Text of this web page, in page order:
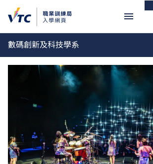
數碼創新及科技學系